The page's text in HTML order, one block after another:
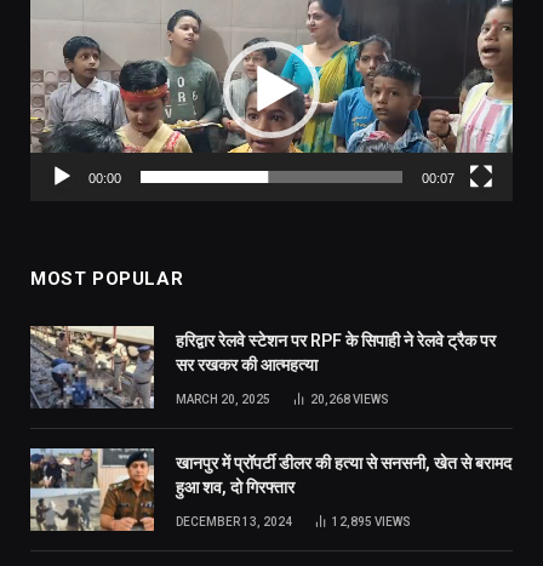
00:00 00:07
MOST POPULAR
हरिद्वार रेलवे स्टेशन पर RPF के सिपाही ने रेलवे ट्रैक पर
सर रखकर की आत्महत्या
MARCH 20, 2025 20,268VIEWS
खानपुर में प्रॉपर्टी डीलर की हत्या से सनसनी, खेत से बरामद
हुआ शव, दो गिरफ्तार
DECEMBER 13, 2024 12,895 VIEWS